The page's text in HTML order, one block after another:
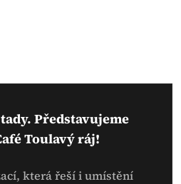
Představujeme
Toulavý ráj!
která řeší i umístění